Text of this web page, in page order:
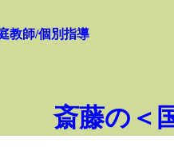
教師/個別指導
斎藤の＜